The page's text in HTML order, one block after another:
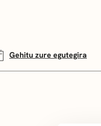
Gehitu zure egutegira